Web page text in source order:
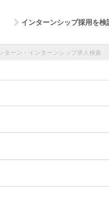
インターンシップ採用を
ターン・インターンシップ求人検索